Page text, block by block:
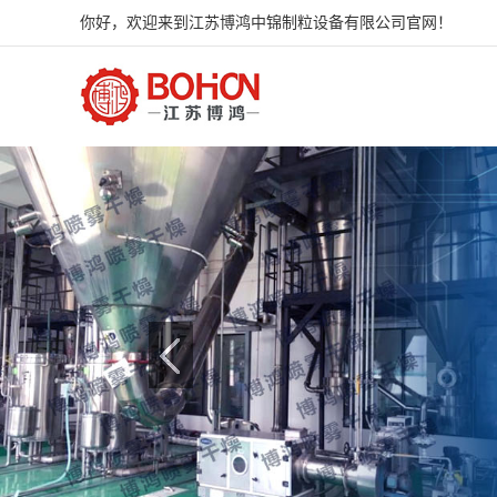
你好，欢迎来到江苏博鸿中锦制粒设备有限公司官网！